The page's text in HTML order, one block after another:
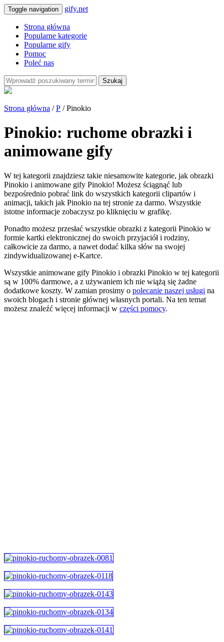
Toggle navigation gify.net
Strona główna
Popularne kategorie
Popularne gify
Pomoc
Poleć nas
Szukaj
Strona główna /P / Pinokio
Pinokio: ruchome obrazki i
animowane gify
W tej kategorii znajdziesz takie niesamowite kategorie, jak obrazki
Pinokio i animowane gify Pinokio! Możesz ściągnąć lub
bezpośrednio pobrać link do wszystkich kategorii clipartów i
animacji, takich jak Pinokio na tej stronie za darmo. Wszystkie
istotne informacje zobaczysz po kliknięciu w grafikę.
Ponadto możesz przesłać wszystkie obrazki z kategorii Pinokio w
formie kartki elektronicznej do swoich przyjaciół i rodziny,
całkowicie za darmo, a nawet dodać kilka słów na swojej
zindywidualizowanej e-Kartce.
Wszystkie animowane gify Pinokio i obrazki Pinokio w tej kategorii
są w 100% darmowe, a z używaniem ich nie wiążą się żadne
dodatkowe koszty. W zamian prosimy o polecanie naszej usługi na
swoich blogach i stronie głównej własnych portali. Na ten temat
możesz znaleźć więcej informacji w części pomocy.